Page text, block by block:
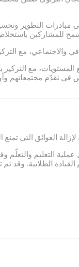
التطوير
للمشاركين
والاجتماعي، مع
المستويات، مع
في تقدّم مجتمعاتهم
العوائق التي
التعليم
الطلابية.